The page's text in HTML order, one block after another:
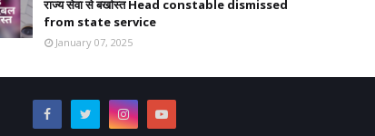
राज्य सेवा से बर्खास्त Head constable dismissed
from state service
January 07, 2025